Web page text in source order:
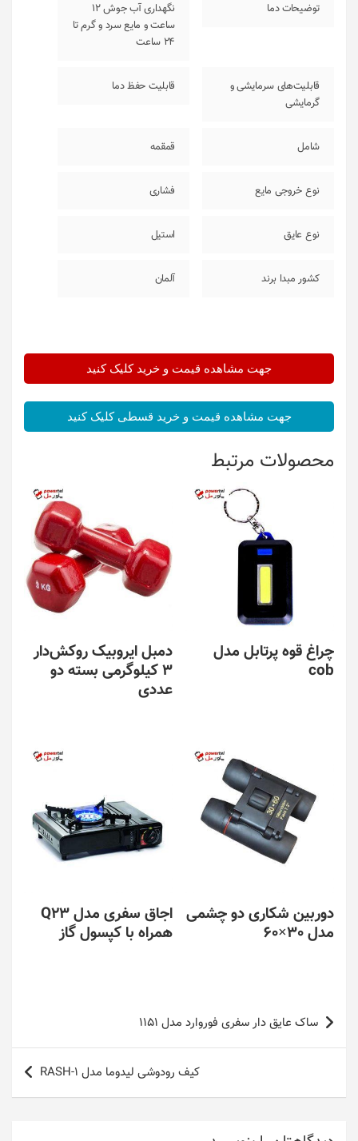
توضیحات دما
نگهداری آب جوش 12
ساعت و مایع سرد و گرم تا
24 ساعت
قابلیت‌های سرمایشی و
گرمایشی
قابلیت حفظ دما
شامل قمقمه
نوع خروجی مایع فشاری
نوع عایق استیل
کشور مبدا برند آلمان
جهت مشاهده قیمت و خرید کلیک کنید
جهت مشاهده قیمت و خرید قسطی کلیک کنید
محصولات مرتبط
چراغ قوه پرتابل مدل
cob
دمبل ایروبیک روکش‌دار
3 کیلوگرمی بسته دو
عددی
دوربین شکاری دو چشمی
مدل 30×60
اجاق سفری مدل Q23
همراه با کپسول گاز
راهبری
نوشته
ساک عایق دار سفری فوروارد مدل 1151
کیف رودوشی لیدوما مدل RASH-1